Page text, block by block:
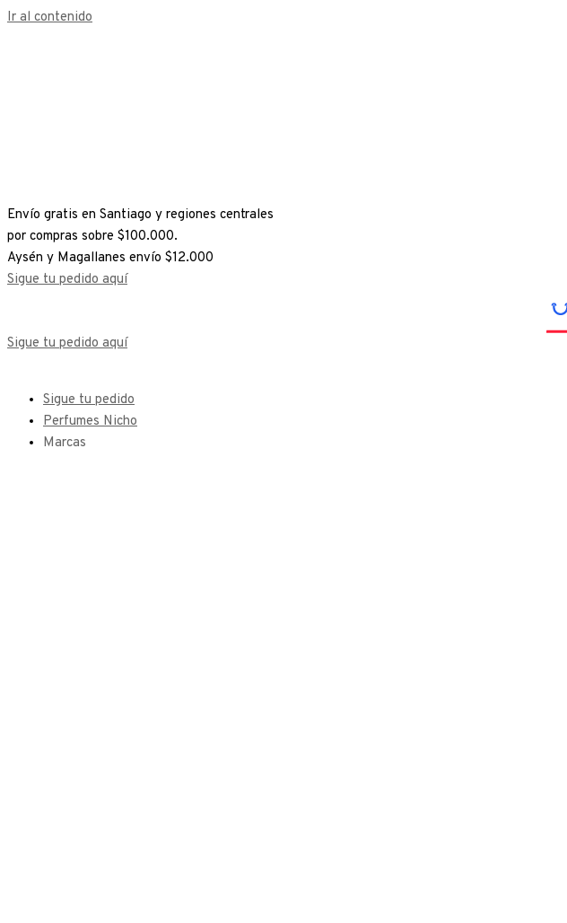
Ir al contenido
Envío gratis en Santiago y regiones centrales
por compras sobre $100.000.
Aysén y Magallanes envío $12.000
Sigue tu pedido aquí
Sigue tu pedido aquí
Sigue tu pedido
Perfumes Nicho
Marcas